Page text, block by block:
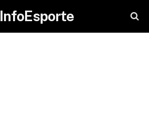
InfoEsporte